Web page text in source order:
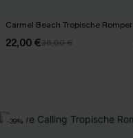
Carmel Beach Tropische Romper
22,00 €36,00 €
-39%